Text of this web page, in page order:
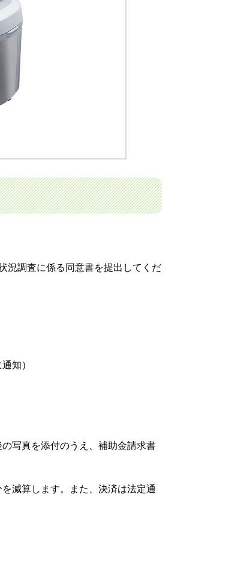
況調査に係る同意書を提出してくだ
知）
写真を添付のうえ、補助金請求書
減算します。また、決済は法定通